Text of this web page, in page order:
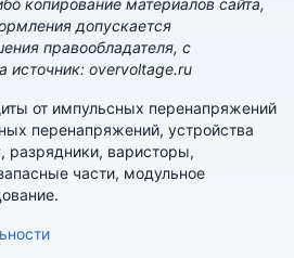
копирование материалов сайта,
допускается
правообладателя, с
источник: overvoltage.ru
от импульсных перенапряжений
перенапряжений, устройства
разрядники, варисторы,
части, модульное